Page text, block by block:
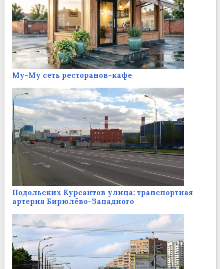
Му-Му сеть ресторанов-кафе
Подольских Курсантов улица: транспортная
артерия Бирюлёво-Западного